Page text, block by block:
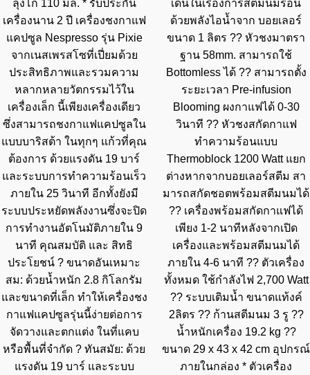
ลุงโก 110 มล. * รับประกัน
เครื่องนาน 2 ปี เครื่องชงกาแฟ
แคปซูล Nespresso รุ่น Pixie
จากเนสเพรสโซที่เปี่ยมด้วย
ประสิทธิภาพและรวมความ
หลากหลายวัตกรรมไว้ใน
เครื่องเล็ก นี้เพียงเครื่องเดียว
ซึ่งสามารถชงกาแฟแคปซูลใน
แบบบาริสต้า ในทุกๆ แก้วที่คุณ
ต้องการ ด้วยแรงดัน 19 บาร์
และระบบการทำความร้อนเร็ว
ภายใน 25 วินาที อีกทั้งยังมี
ระบบประหยัดพลังงานซึ่งจะปิด
การทำงานอัตโนมัติภายใน 9
นาที คุณสมบัติ และ สิทธิ
ประโยชน์ ? ขนาดอันเหมาะ
สม: ด้วยน้ำหนัก 2.8 กิโลกรัม
และขนาดที่เล็ก ทำให้เครื่องชง
กาแฟแคปซูลรุ่นนี้ง่ายต่อการ
จัดวางและตกแต่ง ในที่แคบ
หรือพื้นที่จำกัด ? ทันสมัย: ด้วย
แรงดัน 19 บาร์ และระบบ
เด่นในเรื่องการสตีมนมร้อน
ด้วยพลังไอน้ำจาก บอยเลอร์
ขนาด 1 ลิตร ?? หัวชงมาตรา
ฐาน 58mm. สามารถใช้
Bottomless ได้ ?? สามารถตั้ง
ระยะเวลา Pre-infusion
Blooming ผงกาแฟได้ 0-30
วินาที ?? หัวชงสกัดกาแฟ
ทำความร้อนแบบ
Thermoblock 1200 Watt แยก
ต่างหากจากบอยเลอร์สตีม สา
มารถสกัดชอตพร้อมสตีมนมได้
?? เครื่องพร้อมสกัดกาแฟได้
เพียง 1-2 นาทีหลังจากเปิด
เครื่องและพร้อมสตีมนมได้
ภายใน 4-6 นาที ?? ตัวเครื่อง
ทั้งหมด ใช้กำลังไฟ 2,700 Watt
?? ระบบเติมน้ำ ขนาดแท้งค์
2ลิตร ?? ก้านสตีมนม 3 รู ??
น้ำหนักเครื่อง 19.2 kg ??
ขนาด 29 x 43 x 42 cm อุปกรณ์
ภายในกล่อง * ตัวเครื่อง